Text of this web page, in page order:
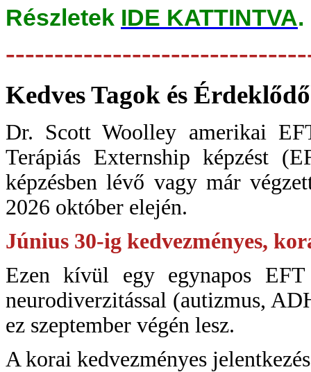
Részletek IDE KATTINTVA.
Kedves Tagok és
Dr. Scott Woolley amerikai
Terápiás Externship képzést
képzésben lévő vagy már
2026 október elején.
Június 30-ig kedvezményes,
Ezen kívül egy egynapos EFT
neurodiverzitással (autizmus,
ez szeptember végén lesz.
A korai kedvezményes